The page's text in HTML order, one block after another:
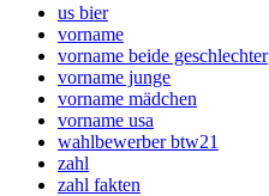
us bier
vorname
vorname beide geschlechter
vorname junge
vorname mädchen
vorname usa
wahlbewerber btw21
zahl
zahl fakten